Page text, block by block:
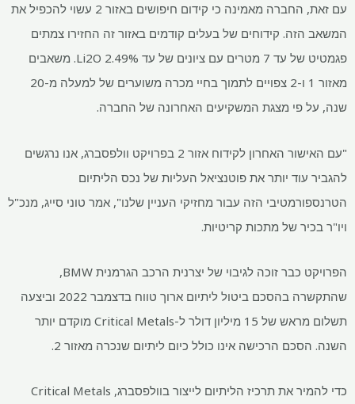
עם זאת, החברה מאמינה כי קידום חיפושים באזור 2 עשוי להכפיל את
המשאב הזה. קידוחים של בעלים קודמים באזור זה החזירו צמתים
פגמטיט של עד 7 מטרים עם ציונים של עד 2.49% Li2O. משאבים
מאזור 1 ו-2 צפויים לתמוך בחיי מכרה משוערים של למעלה מ-20
שנה, על פי מצגת המשקיעים האחרונה של החברה.
"עם האישור האחרון לקידוח אזור 2 בפרויקט וולפסברג, אנו נרגשים
להגביר עוד יותר את פוטנציאל העליות של נכס הליתיום
הטרנספורמטיבי הזה עבור מחזיקי העניין שלנו", אמר טוני סייג, מנכ"ל
ויו"ר בכיר של מתכות קריטיות.
הפרויקט כבר זוכה לגיבוי של יצרנית הרכב הגרמנית BMW,
שהתקשרה בהסכם ביטול ליתיום ארוך טווח בדצמבר 2022 וביצעה
תשלום מראש של 15 מיליון דולר ל-Critical Metals מוקדם יותר
השנה. הסכם הרכישה אינו כולל כיום ליתיום שנכרה מאזור 2.
כדי להמיר את תרכיז הליתיום לייצור בוולפסברג, Critical Metals